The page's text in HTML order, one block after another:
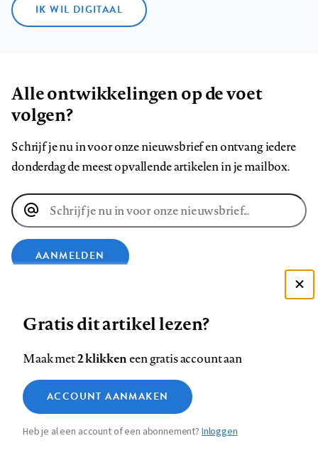
IK WIL DIGITAAL
Alle ontwikkelingen op de voet
volgen?
Schrijf je nu in voor onze nieuwsbrief en ontvang iedere
donderdag de meest opvallende artikelen in je mailbox.
E-
mailadres
AANMELDEN
op
Facebook
op
LinkedIn
op
Bluesky
ons
op
InstagramYouTube
Footer
Contact Colofon Disclaimer Privacy
Medische vragen verdienen
betrouwbare antwoorden
Zie onze cookie policy
Analytische cookies
Marketing cookies
Gratis dit artikel lezen?
Maak met2 klikkeneen gratis account aan
ACCOUNT AANMAKEN
Heb je al een account of een abonnement?Inloggen